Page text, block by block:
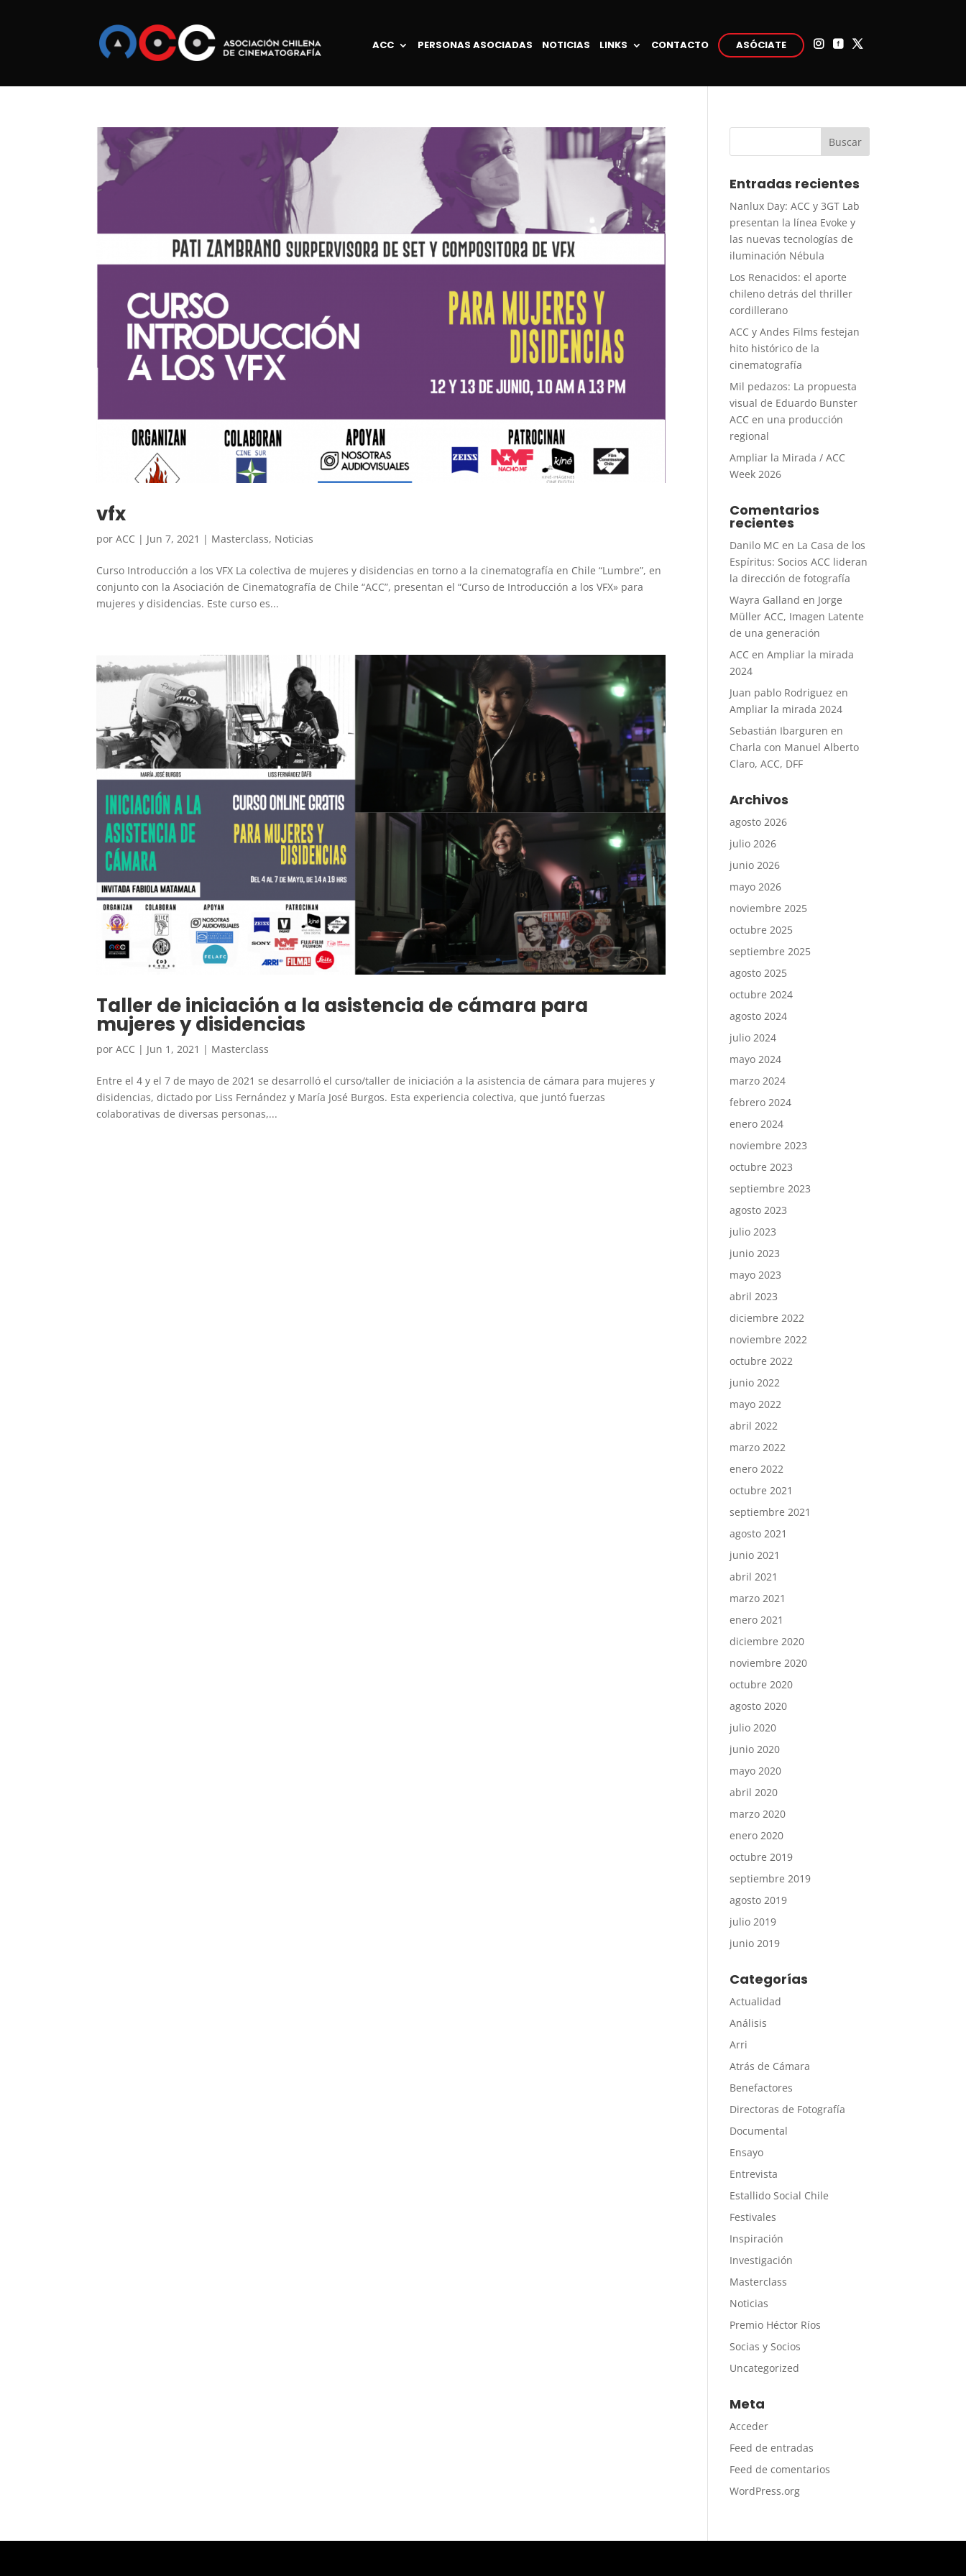
ACC PERSONAS ASOCIADAS NOTICIAS LINKS CONTACTO ASÓCIATE   
vfx
porACC | Jun 7, 2021 | Masterclass, Noticias
Curso Introducción a los VFX La colectiva de mujeres y disidencias en torno a la cinematografía en Chile “Lumbre”, en
conjunto con la Asociación de Cinematografía de Chile “ACC”, presentan el “Curso de Introducción a los VFX» para
mujeres y disidencias. Este curso es...
Taller de iniciación a la asistencia de cámara para
mujeres y disidencias
porACC | Jun 1, 2021 | Masterclass
Entre el 4 y el 7 de mayo de 2021 se desarrolló el curso/taller de iniciación a la asistencia de cámara para mujeres y
disidencias, dictado por Liss Fernández y María José Burgos. Esta experiencia colectiva, que juntó fuerzas
colaborativas de diversas personas,...
Entradas recientes
Nanlux Day: ACC y 3GT Lab
presentan la línea Evoke y
las nuevas tecnologías de
iluminación Nébula
Los Renacidos: el aporte
chileno detrás del thriller
cordillerano
ACC y Andes Films festejan
hito histórico de la
cinematografía
Mil pedazos: La propuesta
visual de Eduardo Bunster
ACC en una producción
regional
Ampliar la Mirada / ACC
Week 2026
Comentarios
recientes
Danilo MC en La Casa de los
Espíritus: Socios ACC lideran
la dirección de fotografía
Wayra Galland en Jorge
Müller ACC, Imagen Latente
de una generación
ACC enAmpliar la mirada
2024
Juan pablo Rodriguez en
Ampliar la mirada 2024
Sebastián Ibarguren en
Charla con Manuel Alberto
Claro, ACC, DFF
Archivos
agosto 2026
julio 2026
junio 2026
mayo 2026
noviembre 2025
octubre 2025
septiembre 2025
agosto 2025
octubre 2024
agosto 2024
julio 2024
mayo 2024
marzo 2024
febrero 2024
enero 2024
noviembre 2023
octubre 2023
septiembre 2023
agosto 2023
julio 2023
junio 2023
mayo 2023
abril 2023
diciembre 2022
noviembre 2022
octubre 2022
junio 2022
mayo 2022
abril 2022
marzo 2022
enero 2022
octubre 2021
septiembre 2021
agosto 2021
junio 2021
abril 2021
marzo 2021
enero 2021
diciembre 2020
noviembre 2020
octubre 2020
agosto 2020
julio 2020
junio 2020
mayo 2020
abril 2020
marzo 2020
enero 2020
octubre 2019
septiembre 2019
agosto 2019
julio 2019
junio 2019
Categorías
Actualidad
Análisis
Arri
Atrás de Cámara
Benefactores
Directoras de Fotografía
Documental
Ensayo
Entrevista
Estallido Social Chile
Festivales
Inspiración
Investigación
Masterclass
Noticias
Premio Héctor Ríos
Socias y Socios
Uncategorized
Meta
Acceder
Feed de entradas
Feed de comentarios
WordPress.org